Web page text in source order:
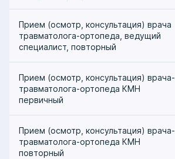
врач ортопед-травматолог
Прием (осмотр, консультация) врача
травматолога-ортопеда, ведущий
специалист, повторный
Прием (осмотр, консультация) врача-
травматолога-ортопеда КМН
первичный
Прием (осмотр, консультация) врача-
травматолога-ортопеда КМН
повторный